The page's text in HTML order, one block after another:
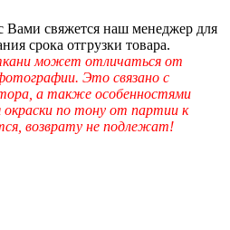
Вами свяжется наш менеджер для
срока отгрузки товара.
может отличаться от
Это связано с
а также особенностями
по тону от партии к
возврату не подлежат!